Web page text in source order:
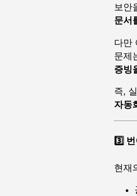
보안
문서
다만
문제
증빙
즉,
자동
3️⃣
현재